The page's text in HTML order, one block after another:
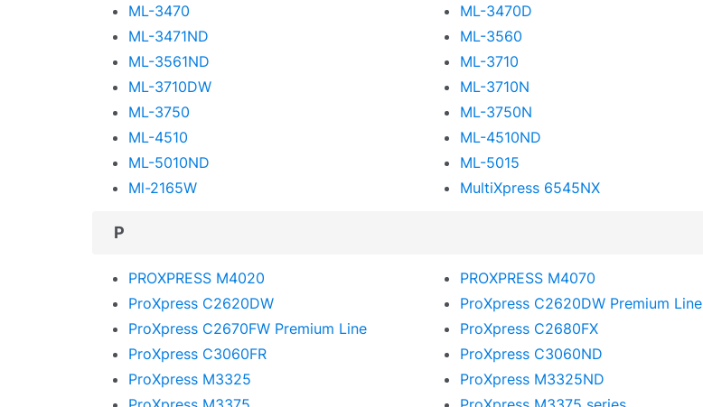
ML-3470
ML-3470D
ML-3471ND
ML-3560
ML-3561ND
ML-3710
ML-3710DW
ML-3710N
ML-3750
ML-3750N
ML-4510
ML-4510ND
ML-5010ND
ML-5015
Ml-2165W
MultiXpress 6545NX
P
PROXPRESS M4020 PROXPRESS M4070
ProXpress C2620DW
ProXpress C2620DW Premium Line
ProXpress C2670FW Premium Line
ProXpress C2680FX
ProXpress C3060FR
ProXpress C3060ND
ProXpress M3325
ProXpress M3325ND